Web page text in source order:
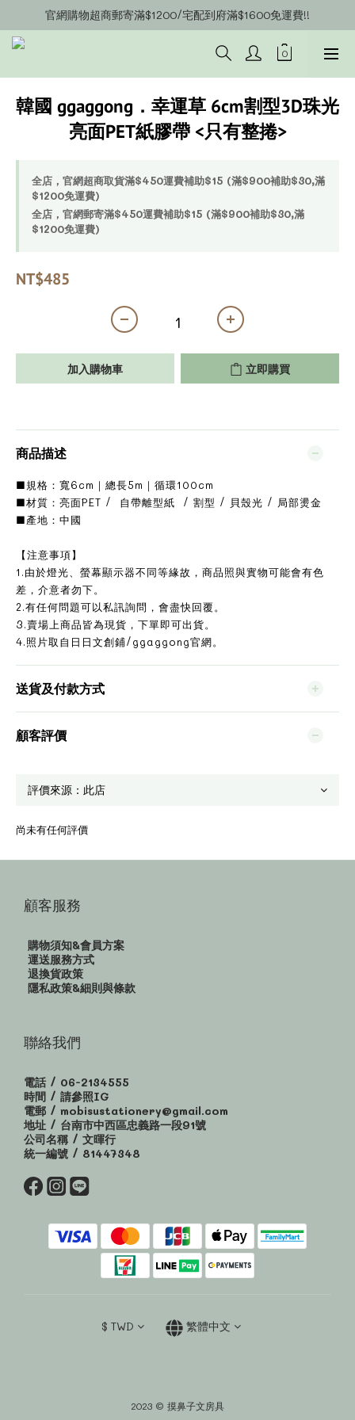
官網會員募集中~立即註冊即可獲得購物金$20!!!
官網購物超商郵寄滿$1200/宅配到府滿$1600免運費!!
官網會員募集中~立即註冊即可獲得購物金$20!!!
韓國 ggaggong．幸運草 6cm割型3D珠光
亮面PET紙膠帶 <只有整捲>
全店，官網超商取貨滿$450運費補助$15 (滿$900補助$30,滿
$1200免運費)
全店，官網郵寄滿$450運費補助$15 (滿$900補助$30,滿
$1200免運費)
NT$485
加入購物車 立即購買
商品描述
■規格：寬6cm｜總長5m｜循環100cm
■材質：亮面PET / 自帶離型紙 / 割型 / 貝殼光 / 局部燙金
■產地：中國
【注意事項】
1.由於燈光、螢幕顯示器不同等緣故，商品照與實物可能會有色
差，介意者勿下。
2.有任何問題可以私訊詢問，會盡快回覆。
3.賣場上商品皆為現貨，下單即可出貨。
4.照片取自日日文創鋪/ggaggong官網。
送貨及付款方式
顧客評價
尚未有任何評價
顧客服務
購物須知&會員方案
運送服務方式
退換貨政策
隱私政策&細則與條款
聯絡我們
電話 / 06-2134555
時間 / 請參照IG
電郵 / mobisustationery@gmail.com
地址 / 台南市中西區忠義路一段91號
公司名稱 / 文暉行
統一編號 / 81447348
$ TWD 繁體中文
2023 © 摸鼻子文房具